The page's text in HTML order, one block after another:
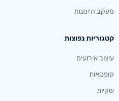
מעקב הזמנות
קטגוריות נפוצות
עיצוב אירועים
קופסאות
שקיות